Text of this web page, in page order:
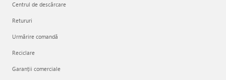
Centrul de descărcare
Retururi
Urmărire comandă
Reciclare
Garanții comerciale